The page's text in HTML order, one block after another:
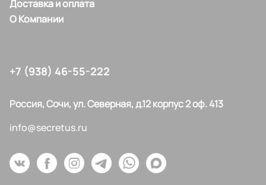
Доставка и оплата
О Компании
+7 (938) 46-55-222
Россия, Сочи, ул. Северная, д.12 корпус 2 оф. 413
info@secretus.ru